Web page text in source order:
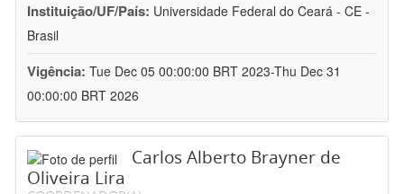
Instituição/UF/País: Universidade Federal do Ceará - CE -
Brasil
Vigência: Tue Dec 05 00:00:00 BRT 2023-Thu Dec 31
00:00:00 BRT 2026
Carlos Alberto Brayner de
Oliveira Lira